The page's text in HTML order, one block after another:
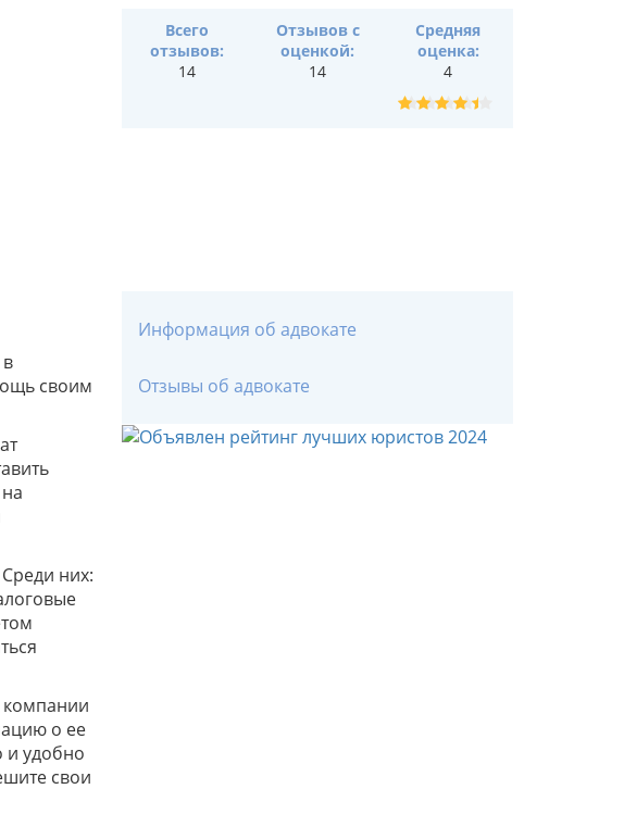
Всего
отзывов:
14
Отзывов с
оценкой:
14
Средняя
оценка:
4
своим
них:
компании
о ее
и удобно
свои
Информация об адвокате
Отзывы об адвокате